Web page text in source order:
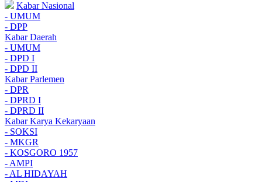
Kabar Nasional
- UMUM
- DPP
Kabar Daerah
- UMUM
- DPD I
- DPD II
Kabar Parlemen
- DPR
- DPRD I
- DPRD II
Kabar Karya Kekaryaan
- SOKSI
- MKGR
- KOSGORO 1957
- AMPI
- AL HIDAYAH